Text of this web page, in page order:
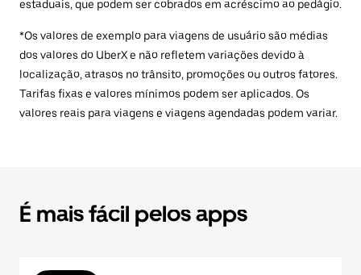
estaduais, que podem ser cobrados em acréscimo ao pedágio.
*Os valores de exemplo para viagens de usuário são médias
dos valores do UberX e não refletem variações devido à
localização, atrasos no trânsito, promoções ou outros fatores.
Tarifas fixas e valores mínimos podem ser aplicados. Os
valores reais para viagens e viagens agendadas podem variar.
É mais fácil pelos apps